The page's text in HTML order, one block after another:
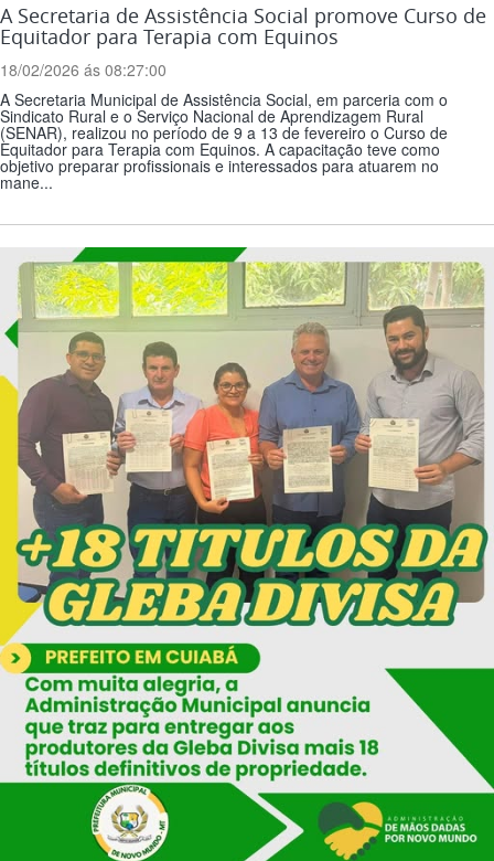
A Secretaria de Assistência Social promove Curso de
Equitador para Terapia com Equinos
18/02/2026 ás 08:27:00
A Secretaria Municipal de Assistência Social, em parceria com o
Sindicato Rural e o Serviço Nacional de Aprendizagem Rural
(SENAR), realizou no período de 9 a 13 de fevereiro o Curso de
Equitador para Terapia com Equinos. A capacitação teve como
objetivo preparar profissionais e interessados para atuarem no
mane...